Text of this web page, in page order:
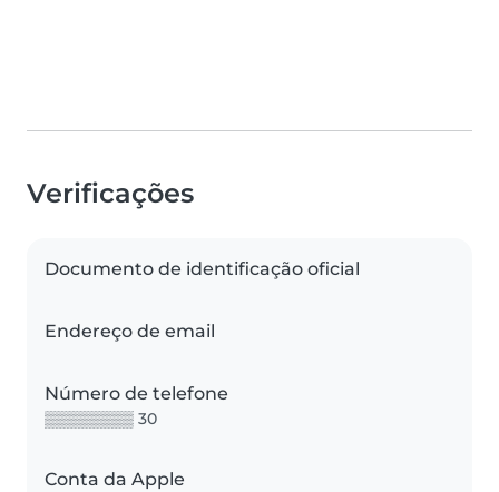
Verificações
Documento de identificação oficial
Endereço de email
Número de telefone
▒▒▒▒▒▒▒▒ 30
Conta da Apple